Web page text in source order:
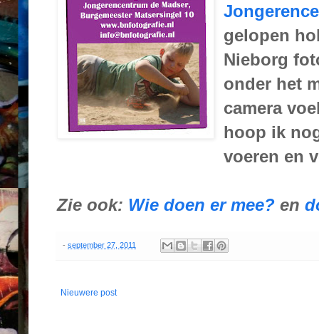
gelopen
Nieborg
onder het
camera
hoop ik
voeren en
Zie ook: Wie doen er mee? en
- september 27, 2011
Nieuwere post